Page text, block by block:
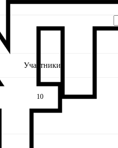
Участники
10